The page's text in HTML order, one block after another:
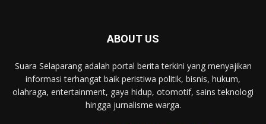
ABOUT US
Suara Selaparang adalah portal berita terkini yang menyajikan
informasi terhangat baik peristiwa politik, bisnis, hukum,
olahraga, entertainment, gaya hidup, otomotif, sains teknologi
hingga jurnalisme warga.